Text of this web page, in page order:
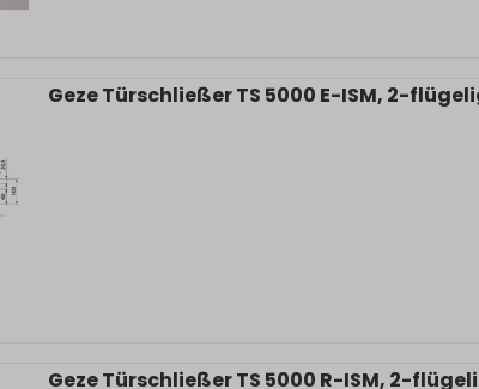
Geze Türschließer TS 5000 E-ISM, 2-
Geze Türschließer TS 5000 R-ISM, 2-